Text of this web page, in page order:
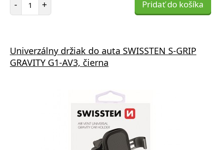
- + Pridať do košíka
Univerzálny držiak do auta SWISSTEN S-GRIP
GRAVITY G1-AV3, čierna